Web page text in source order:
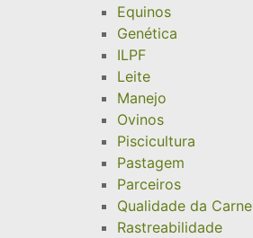
Equinos
Genética
ILPF
Leite
Manejo
Ovinos
Piscicultura
Pastagem
Parceiros
Qualidade da Carne
Rastreabilidade